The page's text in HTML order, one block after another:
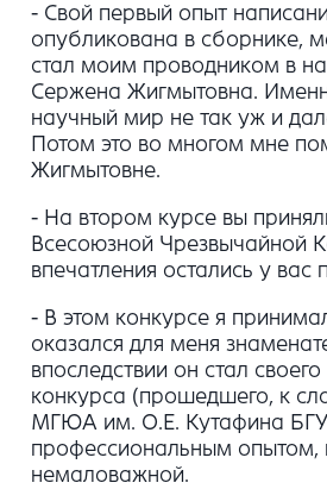
- Свой первый опыт
опубликована в сборнике,
стал моим проводником в
Сержена Жигмытовна.
научный мир не так уж и
Потом это во многом мне
Жигмытовне.
- На втором курсе вы
Всесоюзной Чрезвычайной
впечатления остались у вас
- В этом конкурсе я
оказался для меня
впоследствии он стал
конкурса (прошедшего, к
МГЮА им. О.Е. Кутафина БГУ
профессиональным опытом,
немаловажной.